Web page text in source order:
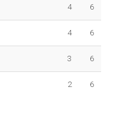
4 6
4 6
3 6
2 6